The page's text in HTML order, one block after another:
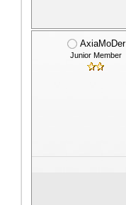
AxiaMoDer
Junior Member